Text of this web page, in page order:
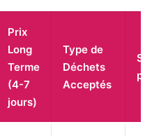
Prix
Long
Terme
(4-7
jours)
Type de
Déchets
Acceptés